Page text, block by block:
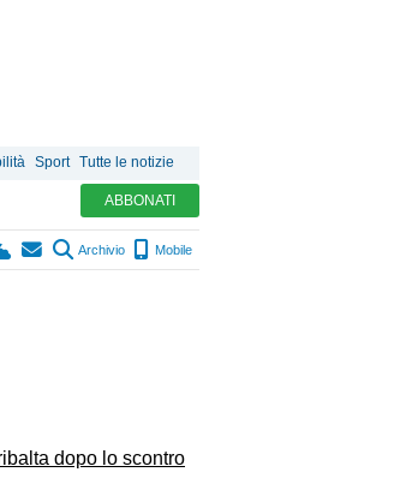
Sport Tutte le notizie
ABBONATI
Archivio Mobile
dopo lo scontro